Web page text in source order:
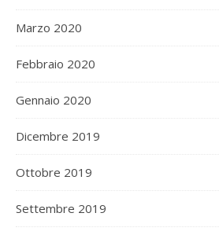
Marzo 2020
Febbraio 2020
Gennaio 2020
Dicembre 2019
Ottobre 2019
Settembre 2019